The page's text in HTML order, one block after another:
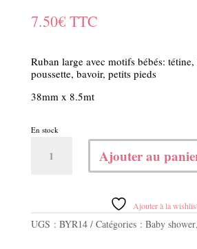
7.50€ TTC
Ruban large avec motifs bébés:
poussette, bavoir, petits pieds
38mm x 8.5mt
En stock
baby
beige
Ajouter au
Ajouter à la
UGS : BYR14 Catégories : Baby shower,